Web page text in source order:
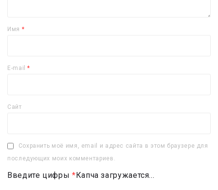
Имя *
E-mail*
Сайт
Сохранить моё имя, email и адрес сайта в этом браузере для
последующих моих комментариев.
Введите цифры * Капча загружается...